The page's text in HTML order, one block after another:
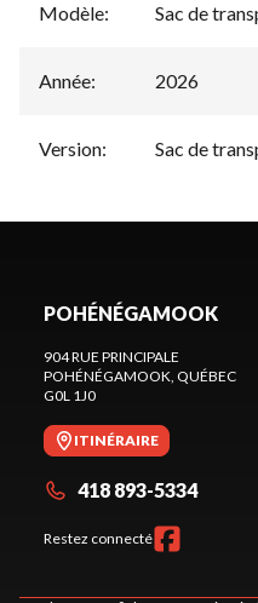
Modèle: Sac de
Année: 2026
Version: Sac de
POHÉNÉGAMOOK
904 RUE PRINCIPALE
POHÉNÉGAMOOK, QUÉBEC
G0L 1J0
ITINÉRAIRE
418 893-5334
Restez connecté